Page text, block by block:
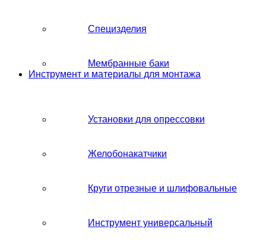
Специзделия
Мембранные баки
Инструмент и материалы для монтажа
Установки для опрессовки
Желобонакатчики
Круги отрезные и шлифовальные
Инструмент универсальный